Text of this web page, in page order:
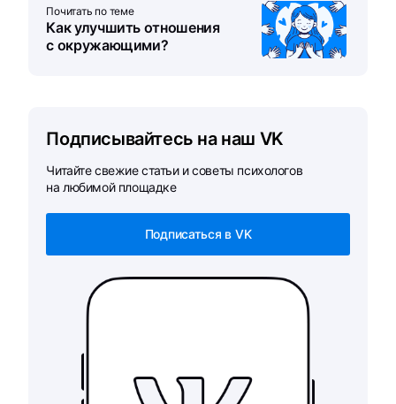
Почитать по теме
Как улучшить отношения
с окружающими?
Подписывайтесь на наш VK
Читайте свежие статьи и советы психологов
на любимой площадке
Подписаться в VK